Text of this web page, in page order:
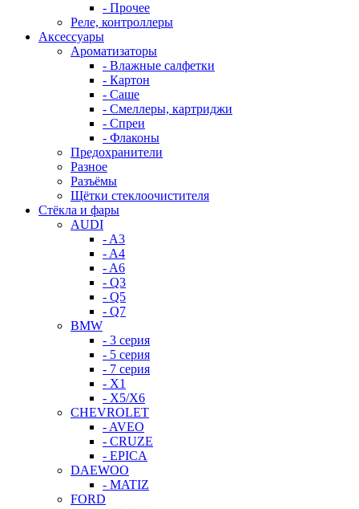
- Прочее
Реле, контроллеры
Аксессуары
Ароматизаторы
- Влажные салфетки
- Картон
- Саше
- Смеллеры, картриджи
- Спреи
- Флаконы
Предохранители
Разное
Разъёмы
Щётки стеклоочистителя
Стёкла и фары
AUDI
- A3
- A4
- A6
- Q3
- Q5
- Q7
BMW
- 3 серия
- 5 серия
- 7 серия
- X1
- X5/X6
CHEVROLET
- AVEO
- CRUZE
- EPICA
DAEWOO
- MATIZ
FORD